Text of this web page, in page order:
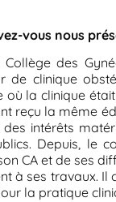
vous nous
des
de clinique
la clinique
reçu la même
intérêts
Depuis, le
CA et de ses
à ses travaux.
la pratique